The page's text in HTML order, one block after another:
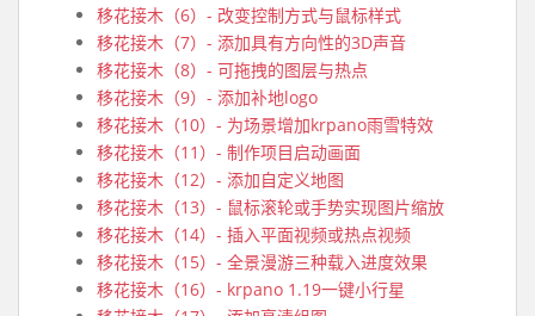
移花接木（6）- 改变控制方式与鼠标样式
移花接木（7）- 添加具有方向性的3D声音
移花接木（8）- 可拖拽的图层与热点
移花接木（9）- 添加补地logo
移花接木（10）- 为场景增加krpano雨雪特效
移花接木（11）- 制作项目启动画面
移花接木（12）- 添加自定义地图
移花接木（13）- 鼠标滚轮或手势实现图片缩放
移花接木（14）- 插入平面视频或热点视频
移花接木（15）- 全景漫游三种载入进度效果
移花接木（16）- krpano 1.19一键小行星